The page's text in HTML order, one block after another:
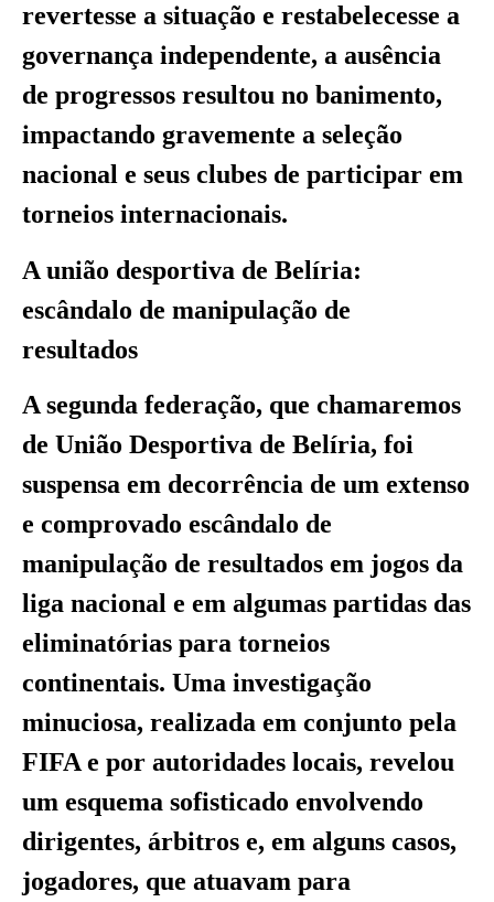
revertesse a situação e restabelecesse a
governança independente, a ausência
de progressos resultou no banimento,
impactando gravemente a seleção
nacional e seus clubes de participar em
torneios internacionais.
A união desportiva de Belíria:
escândalo de manipulação de
resultados
A segunda federação, que chamaremos
de União Desportiva de Belíria, foi
suspensa em decorrência de um extenso
e comprovado escândalo de
manipulação de resultados em jogos da
liga nacional e em algumas partidas das
eliminatórias para torneios
continentais. Uma investigação
minuciosa, realizada em conjunto pela
FIFA e por autoridades locais, revelou
um esquema sofisticado envolvendo
dirigentes, árbitros e, em alguns casos,
jogadores, que atuavam para